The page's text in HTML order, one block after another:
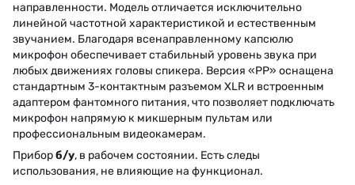
направленности. Модель отличается исключительно
линейной частотной характеристикой и естественным
звучанием. Благодаря всенаправленному капсюлю
микрофон обеспечивает стабильный уровень звука при
любых движениях головы спикера. Версия «PP» оснащена
стандартным 3-контактным разъемом XLR и встроенным
адаптером фантомного питания, что позволяет подключать
микрофон напрямую к микшерным пультам или
профессиональным видеокамерам.
Приборб/у, в рабочем состоянии. Есть следы
использования, не влияющие на функционал.